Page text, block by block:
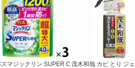
マジックリン SUPER C 茂木和哉 カビ とり ジ